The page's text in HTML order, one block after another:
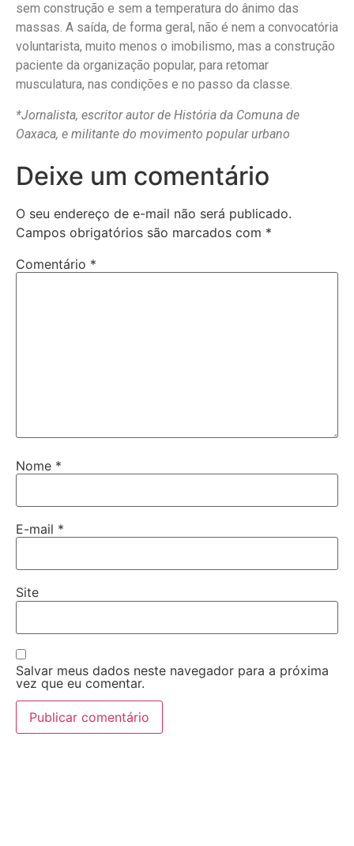
sem construção e sem a temperatura do ânimo das
massas. A saída, de forma geral, não é nem a convocatória
voluntarista, muito menos o imobilismo, mas a construção
paciente da organização popular, para retomar
musculatura, nas condições e no passo da classe.
*Jornalista, escritor autor de História da Comuna de
Oaxaca, e militante do movimento popular urbano
Deixe um comentário
O seu endereço de e-mail não será publicado.
Campos obrigatórios são marcados com *
Comentário *
Nome *
E-mail *
Site
Salvar meus dados neste navegador para a próxima
vez que eu comentar.